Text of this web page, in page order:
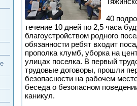
40
течение 10 дней по 2,5 часа
благоустройством родного
обязанности ребят входит
прополка клумб, уборка на
улицах поселка. В первый
трудовые договоры, прошли
безопасности на рабочем
беседа о безопасном
каникул.